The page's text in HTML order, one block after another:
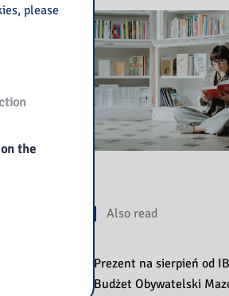
Also read
Prezent na sierpień od
Budżet Obywatelski
please
the